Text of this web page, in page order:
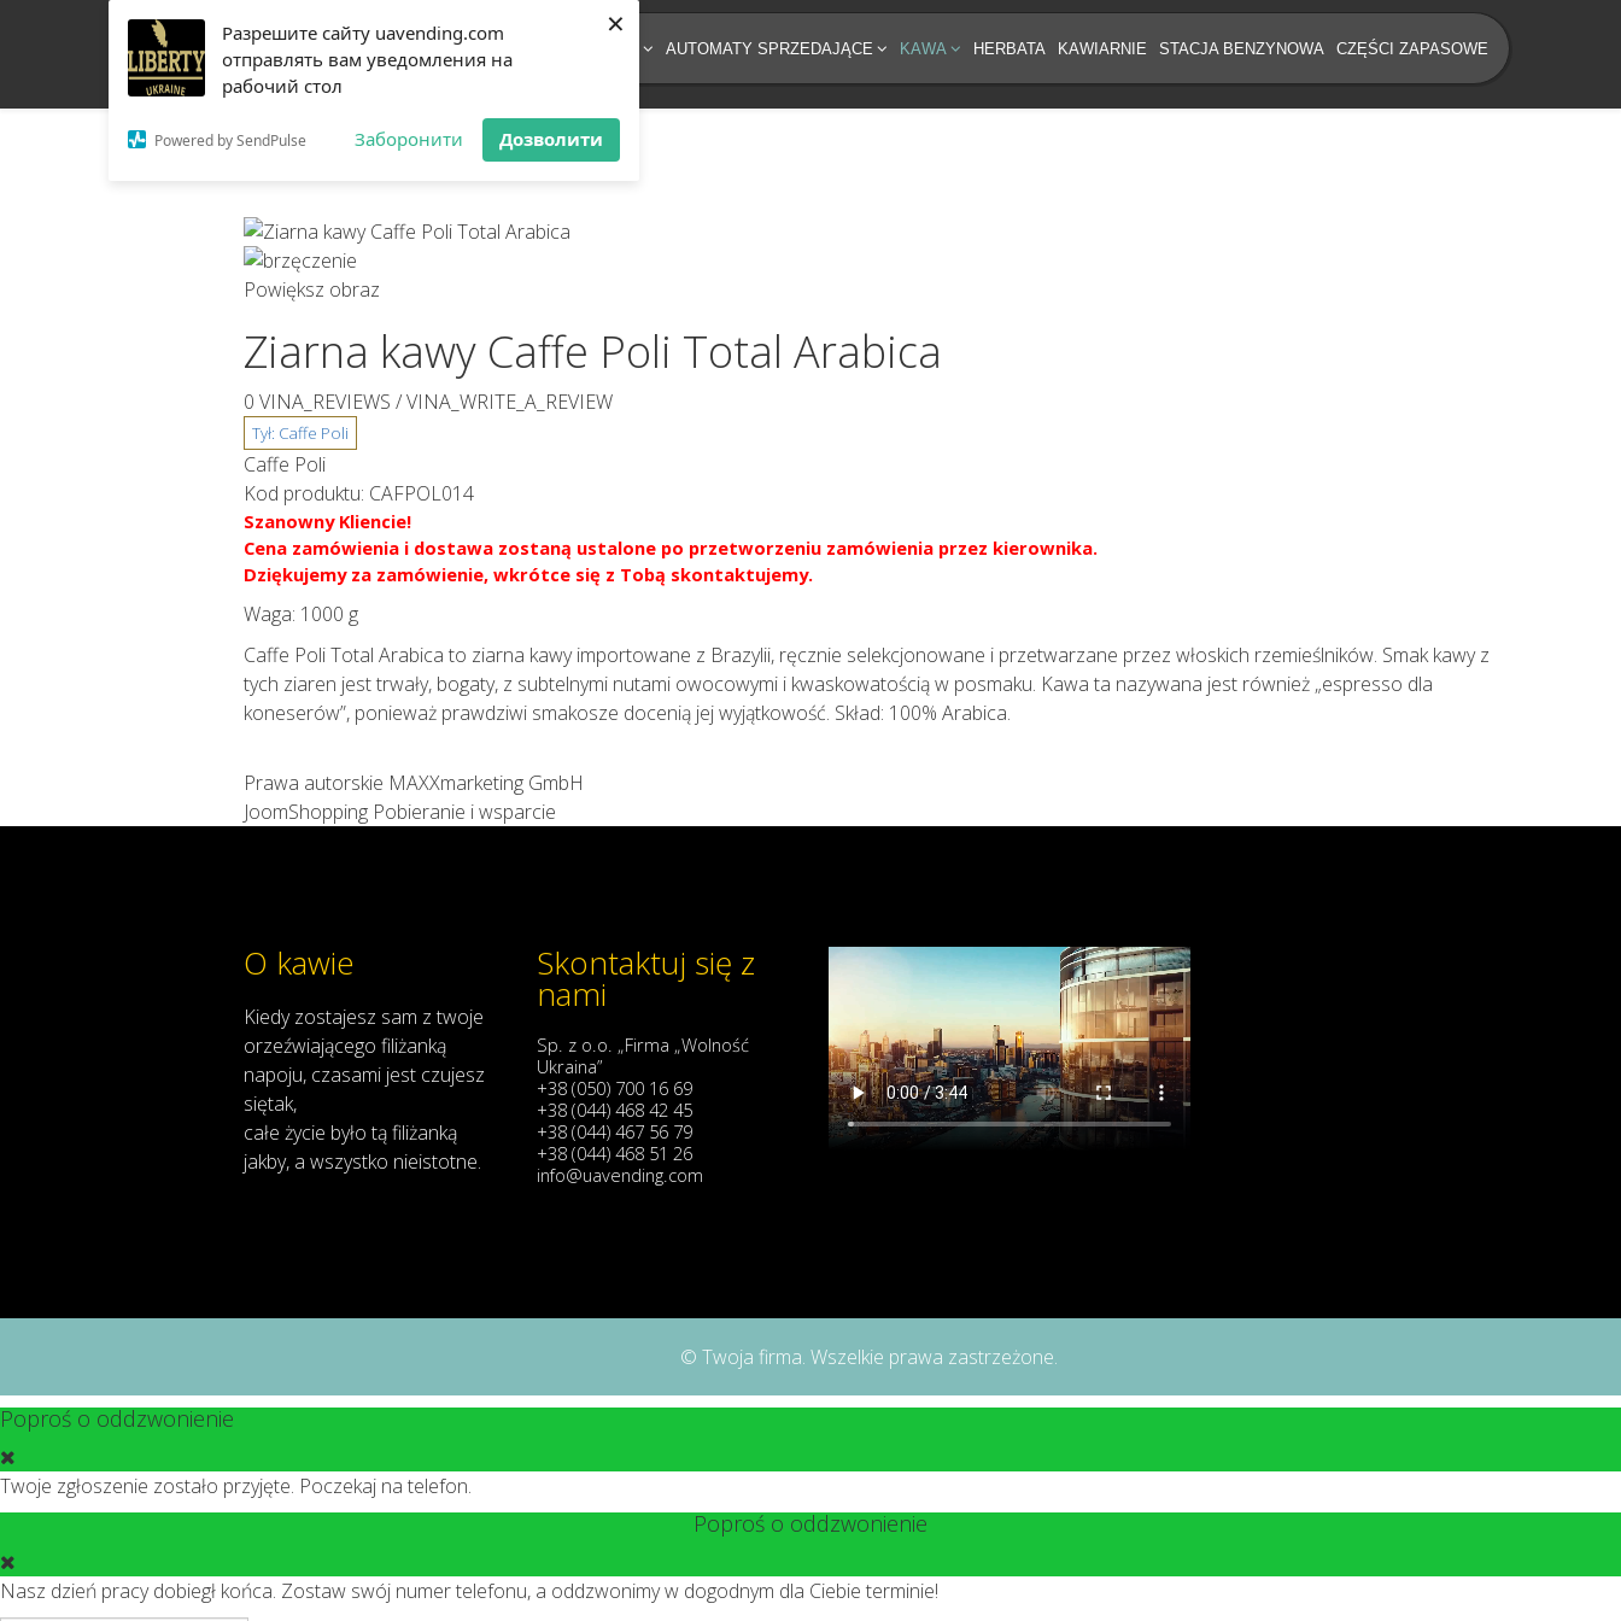
Разрешите сайту uavending.com
отправлять вам уведомления на
рабочий стол
Powered by SendPulse Заборонити Дозволити
×
JETINNO FILTROWANIE RRO AUTOMATY SPRZEDAJĄCE KAWA HERBATA KAWIARNIE STACJA BENZYNOWA CZĘŚCI ZAPASOWE
Powiększ obraz
Ziarna kawy Caffe Poli Total Arabica
0 VINA_REVIEWS /VINA_WRITE_A_REVIEW
Caffe Poli
Kod produktu: CAFPOL014
Szanowny Kliencie!
Cena zamówienia i dostawa zostaną ustalone po przetworzeniu zamówienia przez kierownika.
Dziękujemy za zamówienie, wkrótce się z Tobą skontaktujemy.
Waga: 1000 g
Caffe Poli Total Arabica to ziarna kawy importowane z Brazylii, ręcznie selekcjonowane i przetwarzane przez włoskich rzemieślników. Smak kawy z
tych ziaren jest trwały, bogaty, z subtelnymi nutami owocowymi i kwaskowatością w posmaku. Kawa ta nazywana jest również „espresso dla
koneserów”, ponieważ prawdziwi smakosze docenią jej wyjątkowość. Skład: 100% Arabica.
Prawa autorskie MAXXmarketing GmbH
JoomShopping Pobieranie i wsparcie
O kawie
Kiedy zostajesz sam z twoje
orzeźwiającego filiżanką
napoju, czasami jest czujesz
siętak,
całe życie było tąfiliżanką
jakby, a wszystko nieistotne.
Skontaktuj się z
nami
Sp. z o.o. „Firma „Wolność
Ukraina”
+38 (050) 700 16 69
+38 (044) 468 42 45
+38 (044) 467 56 79
+38 (044) 468 51 26
info@uavending.com
© Twoja firma. Wszelkie prawa zastrzeżone.
Poproś o oddzwonienie
Twoje zgłoszenie zostało przyjęte. Poczekaj na telefon.
Poproś o oddzwonienie
Nasz dzień pracy dobiegł końca. Zostaw swój numer telefonu, a oddzwonimy w dogodnym dla Ciebie terminie!